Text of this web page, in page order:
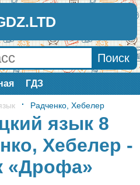
ГДЗ
Радченко, Хебелер
язык 8
Хебелер -
«Дрофа»